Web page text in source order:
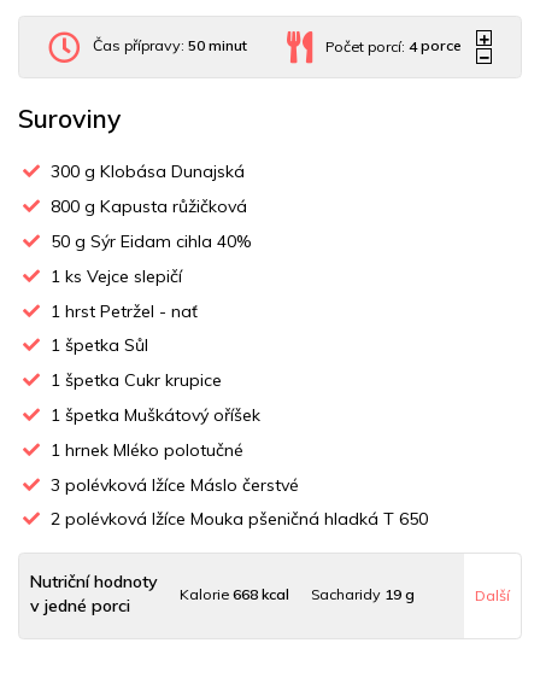
Čas přípravy:50 minut Počet porcí:4 porce
Suroviny
300 g Klobása Dunajská
800 g Kapusta růžičková
50 g Sýr Eidam cihla 40%
1 ks Vejce slepičí
1 hrst Petržel - nať
1 špetka Sůl
1 špetka Cukr krupice
1 špetka Muškátový oříšek
1 hrnek Mléko polotučné
3 polévková lžíce Máslo čerstvé
2 polévková lžíce Mouka pšeničná hladká T 650
Nutriční hodnoty
v jedné porci
Kalorie 668 kcal Sacharidy 19 g Další